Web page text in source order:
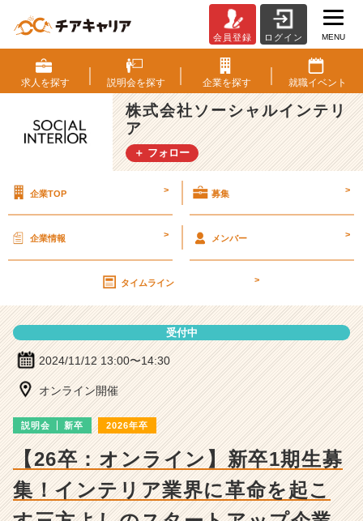
式
会
社
ソ
ー
シ
ャ
ン
ア
の
細
ン
チ
ー・
成
長
会員登録 ログイン MENU
求人を探す 説明会を探す 企業を探す 就職イベント
株式会社ソーシャルインテリ
ア
＋ フォロー
企業TOP > 募集 >
企業情報 > メンバー >
タイムライン >
受付中
2024/11/12 13:00〜14:30
オンライン開催
説明会 新卒 2026年卒
【26卒：オンライン】新卒1期生募
集！インテリア業界に革命を起こ